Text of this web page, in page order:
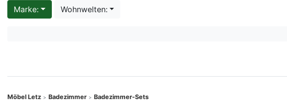
Marke: Wohnwelten:
Möbel Letz > Badezimmer > Badezimmer-Sets
Möbel-
Konfigurator